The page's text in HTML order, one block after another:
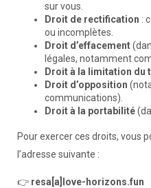
sur vous.
Droit de rectification :
ou incomplètes.
Droit d’effacement
légales, notamment
Droit à la limitation du
Droit d’opposition
communications).
Droit à la portabilité
Pour exercer ces droits, vous
l’adresse suivante :
👉 resa[a]love-horizons.fun